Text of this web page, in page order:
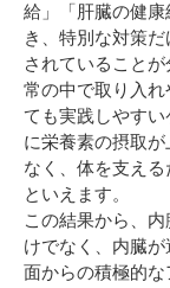
給」「肝臓の健
き、特別な対策
されていること
常の中で取り入
ても実践しやす
に栄養素の摂取
なく、体を支え
といえます。
この結果から、
けでなく、内臓
面からの積極的な